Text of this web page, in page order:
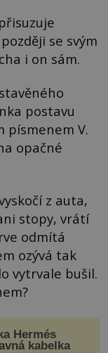
se svým
i on sám.
postavu
písmenem V.
opačné
z auta,
stopy, vrátí
odmítá
ozývá tak
vytrvale bušil.
Hermés
kabelka